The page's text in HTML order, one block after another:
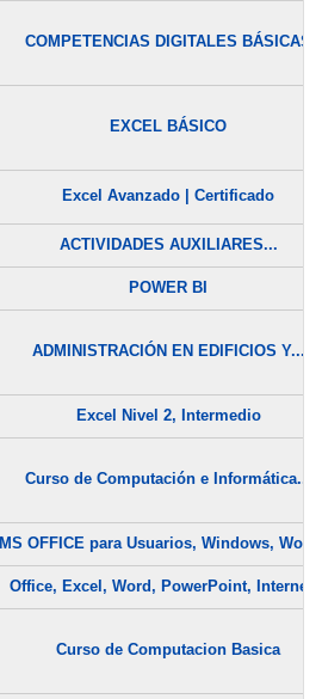
COMPETENCIAS DIGITALES BÁSICAS
EXCEL BÁSICO
Excel Avanzado | Certificado
ACTIVIDADES AUXILIARES...
POWER BI
ADMINISTRACIÓN EN EDIFICIOS Y...
Excel Nivel 2, Intermedio
Curso de Computación e Informática...
MS OFFICE para Usuarios, Windows,
Office, Excel, Word, PowerPoint,
Curso de Computacion Basica